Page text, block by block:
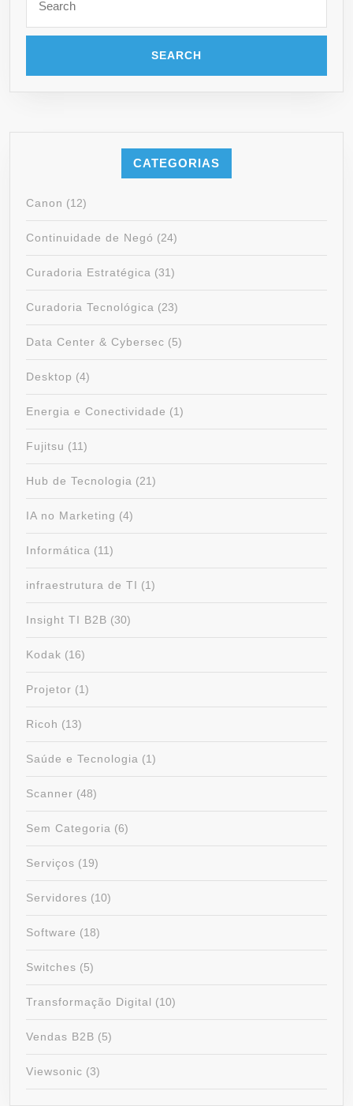
for:
CATEGORIAS
Canon (12)
Continuidade de Negó (24)
Curadoria Estratégica (31)
Curadoria Tecnológica (23)
Data Center & Cybersec (5)
Desktop (4)
Energia e Conectividade (1)
Fujitsu (11)
Hub de Tecnologia (21)
IA no Marketing (4)
Informática (11)
infraestrutura de TI (1)
Insight TI B2B (30)
Kodak (16)
Projetor (1)
Ricoh (13)
Saúde e Tecnologia (1)
Scanner (48)
Sem Categoria (6)
Serviços (19)
Servidores (10)
Software (18)
Switches (5)
Transformação Digital (10)
Vendas B2B (5)
Viewsonic (3)